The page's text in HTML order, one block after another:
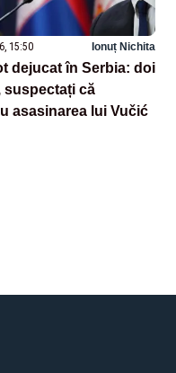
15:50 Ionuț Nichita
dejucat în Serbia: doi
suspectați că
asasinarea lui Vučić